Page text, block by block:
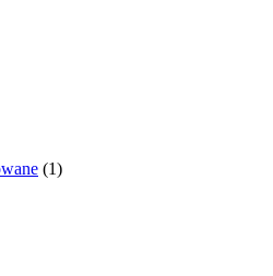
(1)